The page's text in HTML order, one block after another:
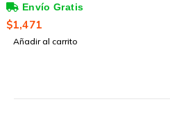
1000Pags
$1,471
Añadir al carrito